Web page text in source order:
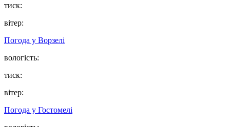
тиск:
вітер:
Погода у Ворзелі
вологість:
тиск:
вітер:
Погода у Гостомелі